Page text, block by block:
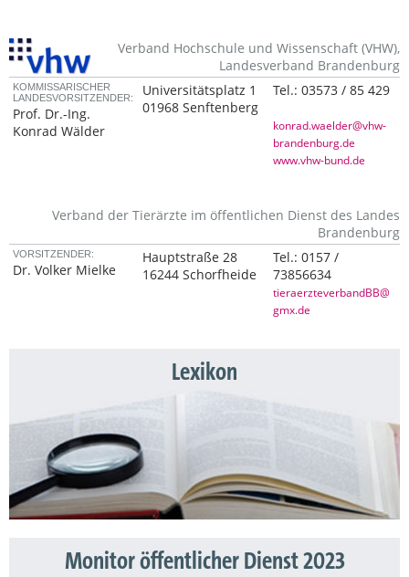
Verband Hochschule und Wissenschaft (VHW),
Landesverband Brandenburg
KOMMISSARISCHER
LANDESVORSITZENDER:
Prof. Dr.-Ing.
Konrad Wälder
Universitätsplatz 1
01968 Senftenberg
Tel.:03573 / 85 429
konrad.waelder@vhw-
brandenburg.de
www.vhw-bund.de
Verband der Tierärzte im öffentlichen Dienst des Landes
Brandenburg
VORSITZENDER:
Dr. Volker Mielke
Hauptstraße 28
16244 Schorfheide
Tel.:0157 /
73856634
tieraerzteverbandBB@
gmx.de
Lexikon
Monitor öffentlicher Dienst 2023